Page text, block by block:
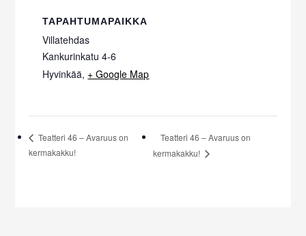
TAPAHTUMAPAIKKA
Villatehdas
Kankurinkatu 4-6
Hyvinkää, + Google Map
Teatteri 46 – Avaruus on
kermakakku!
Teatteri 46 – Avaruus on
kermakakku!